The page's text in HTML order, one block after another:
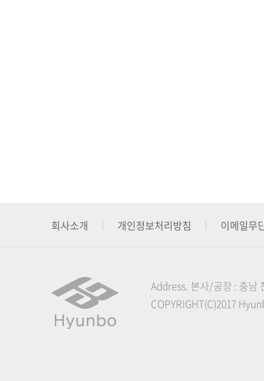
회사소개 개인정보처리방침 이메일무
Address. 본사/공장 : 충남
COPYRIGHT(C)2017